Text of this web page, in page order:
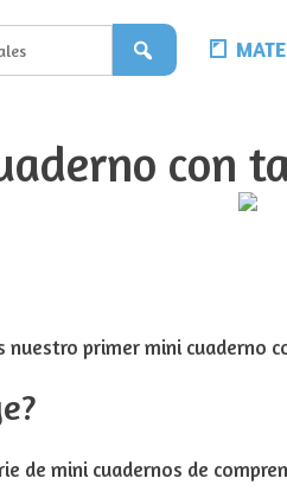
con
nuestro primer mini cuaderno
de mini cuadernos de